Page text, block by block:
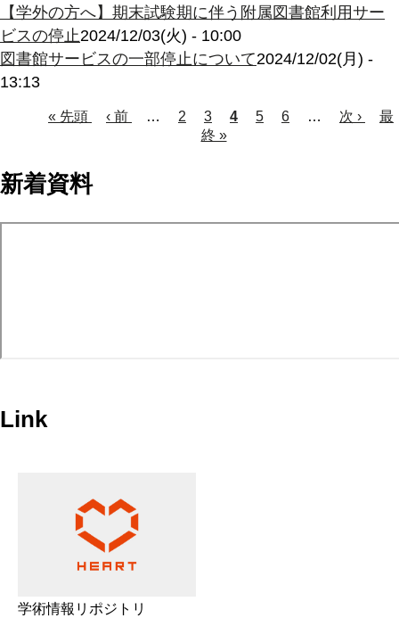
【学外の方へ】期末試験期に伴う附属図書館利用サー
ビスの停止2024/12/03(火) - 10:00
図書館サービスの一部停止について2024/12/02(月) -
13:13
ー
ジ
送
先
ー
ジ
« 先頭
前
‹ 前 … Page
2 Page
3
カ
ジ
4 Page
5 Page
6 …
次
次 ›
最
最
終 »
新着資料
Link
学術情報リポジトリ